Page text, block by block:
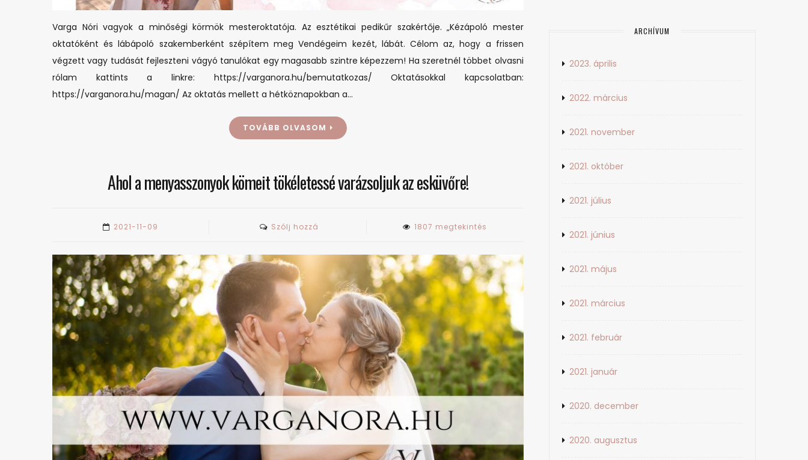
Varga Nóri vagyok a minőségi körmök mesteroktatója. Az esztétikai pedikűr szakértője. „Kézápoló mester
oktatóként és lábápoló szakemberként szépítem meg Vendégeim kezét, lábát. Célom az, hogy a frissen
végzett vagy tudását fejleszteni vágyó tanulókat egy magasabb szintre képezzem! Ha szeretnél többet olvasni
rólam kattints a linkre: https://varganora.hu/bemutatkozas/ Oktatásokkal kapcsolatban:
https://varganora.hu/magan/ Az oktatás mellett a hétköznapokban a…
TOVÁBB OLVASOM
Ahol a menyasszonyok kömeit tökéletessé varázsoljuk az esküvőre!
2021-11-09 Szólj hozzá
a
menyasszonyok
kömeit
tökéletessé
varázsoljuk
az
esküvőre!
1807 megtekintés
ARCHÍVUM
2023. április
2022. március
2021. november
2021. október
2021. július
2021. június
2021. május
2021. március
2021. február
2021. január
2020. december
2020. augusztus